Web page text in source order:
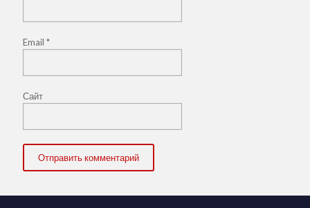
Email *
Сайт